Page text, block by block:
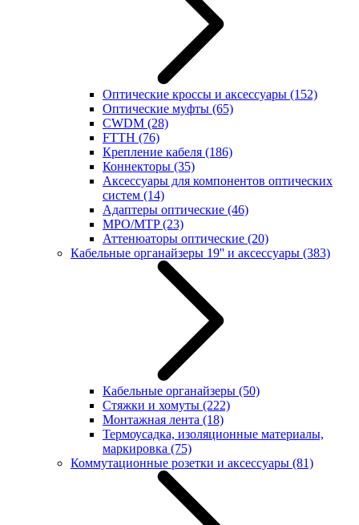
Оптические кроссы и аксессуары (152)
Оптические муфты (65)
CWDM (28)
FTTH (76)
Крепление кабеля (186)
Коннекторы (35)
Аксессуары для компонентов оптических
систем (14)
Адаптеры оптические (46)
MPO/MTP(23)
Аттенюаторы оптические (20)
Кабельные органайзеры 19'' и аксессуары (383)
Кабельные органайзеры (50)
Стяжки и хомуты (222)
Монтажная лента (18)
Термоусадка, изоляционные материалы,
маркировка (75)
Коммутационные розетки и аксессуары (81)